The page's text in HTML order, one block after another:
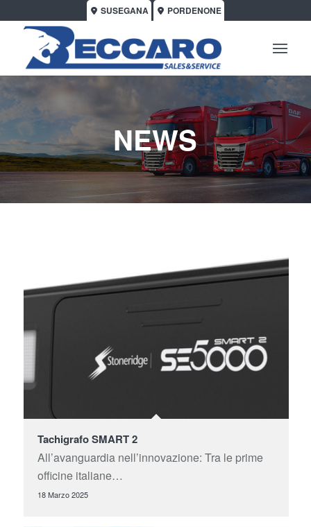
SUSEGANA PORDENONE
NEWS
Tachigrafo SMART 2
All’avanguardia nell’innovazione: Tra le prime
officine italiane…
18 Marzo 2025